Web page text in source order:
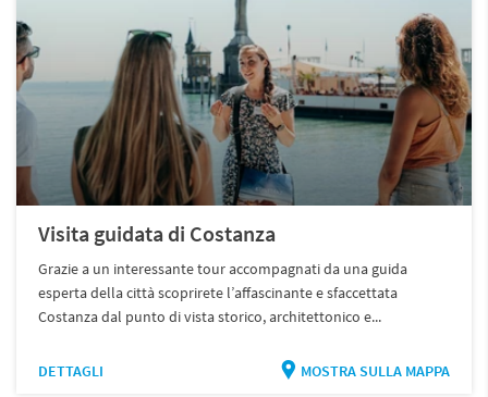
Visita guidata di Costanza
Grazie a un interessante tour accompagnati da una guida
esperta della città scoprirete l’affascinante e sfaccettata
Costanza dal punto di vista storico, architettonico e...
DETTAGLI MOSTRA SULLA MAPPA